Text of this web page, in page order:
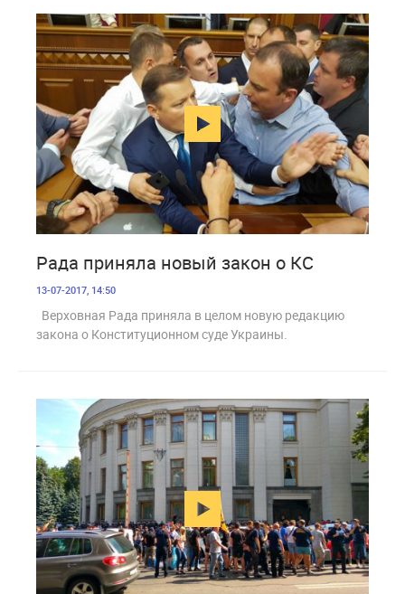
Рада приняла новый закон о КС
13-07-2017, 14:50
Верховная Рада приняла в целом новую редакцию
закона о Конституционном суде Украины.